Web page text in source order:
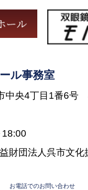
ル事務室
中央4丁目1番6号
18:00
財団法人呉市文化
お電話でのお問い合わせ